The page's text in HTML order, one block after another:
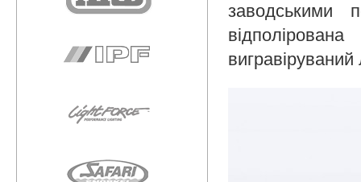
заводськими